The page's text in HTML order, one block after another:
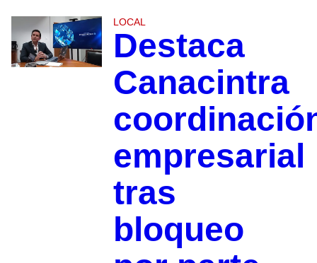
LOCAL
Destaca
Canacintra
empresarial
tras
bloqueo